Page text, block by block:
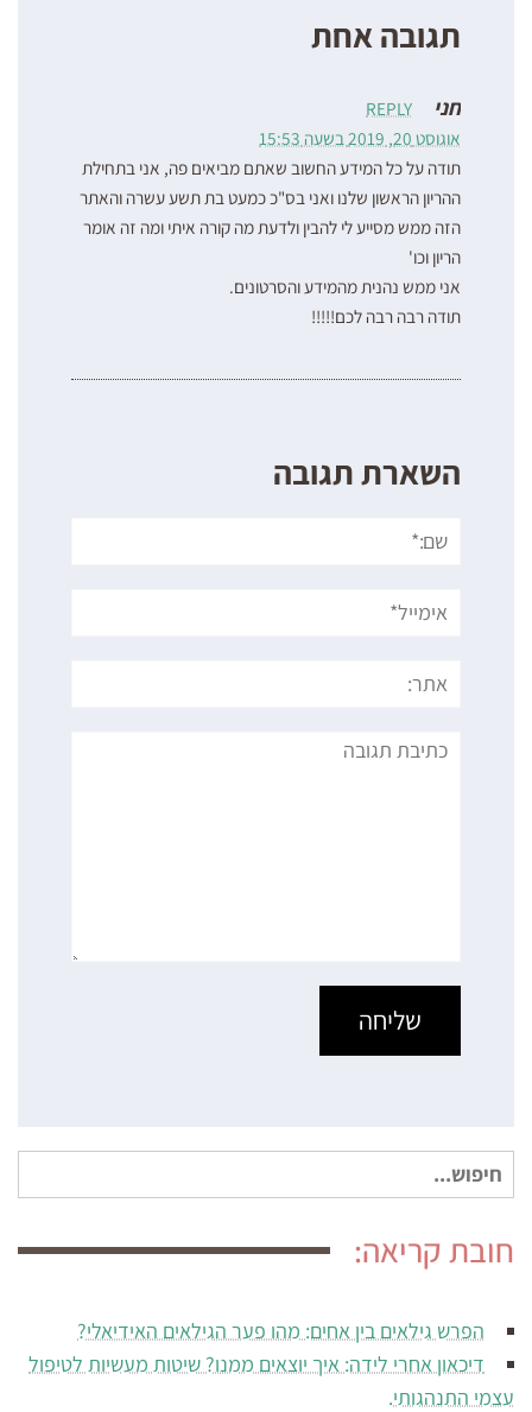
תגובה אחת
חני
REPLY
אוגוסט 20, 2019 בשעה 15:53
תודה על כל המידע החשוב שאתם מביאים פה, אני בתחילת
ההריון הראשון שלנו ואני בס"כ כמעט בת תשע עשרה והאתר
הזה ממש מסייע לי להבין ולדעת מה קורה איתי ומה זה אומר
הריון וכו'
אני ממש נהנית מהמידע והסרטונים.
תודה רבה רבה לכם!!!!!
השארת תגובה
אימייל*
תגובה
חיפוש
עבור:
חובת קריאה:
הפרש גילאים בין אחים: מהו פער הגילאים האידיאלי?
דיכאון אחרי לידה: איך יוצאים ממנו? שיטות מעשיות לטיפול
עצמי התנהגותי.